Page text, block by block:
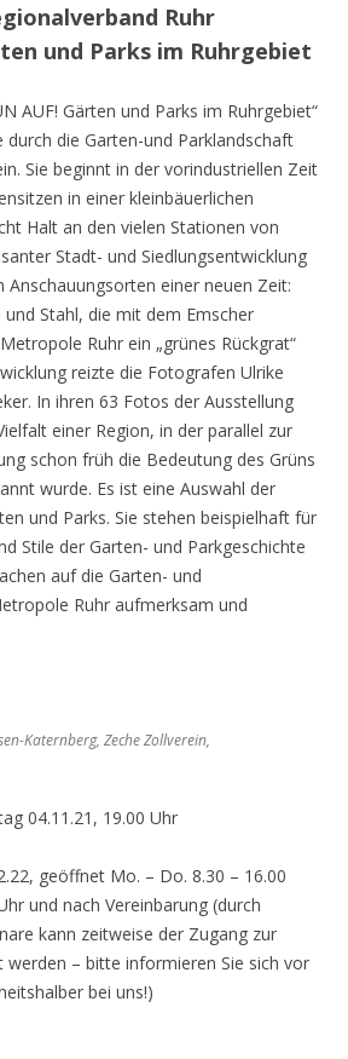
Ruhr
und Parks im Ruhrgebiet
AUF! Gärten und Parks im Ruhrgebiet“
durch die Garten-und Parklandschaft
Sie beginnt in der vorindustriellen Zeit
in einer kleinbäuerlichen
Halt an den vielen Stationen von
Stadt- und Siedlungsentwicklung
Anschauungsorten einer neuen Zeit:
Stahl, die mit dem Emscher
Ruhr ein „grünes Rückgrat“
reizte die Fotografen Ulrike
In ihren 63 Fotos der Ausstellung
einer Region, in der parallel zur
schon früh die Bedeutung des Grüns
wurde. Es ist eine Auswahl der
und Parks. Sie stehen beispielhaft für
Stile der Garten- und Parkgeschichte
auf die Garten- und
Ruhr aufmerksam und
Katernberg, Zeche Zollverein,
04.11.21, 19.00 Uhr
geöffnet Mo. – Do. 8.30 – 16.00
und nach Vereinbarung (durch
kann zeitweise der Zugang zur
werden – bitte informieren Sie sich vor
bei uns!)